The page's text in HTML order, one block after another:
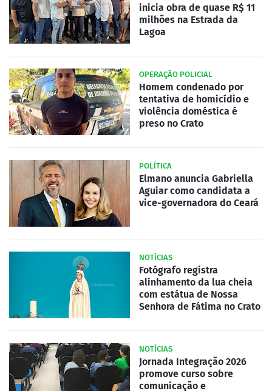
inicia obra de quase R$ 11
milhões na Estrada da
Lagoa
OPERAÇÃO POLICIAL
Homem condenado por
tentativa de homicídio e
violência doméstica é
preso no Crato
POLÍTICA
Elmano anuncia Gabriella
Aguiar como candidata a
vice-governadora do Ceará
NOTÍCIAS
Fotógrafo registra
alinhamento da lua cheia
com estátua de Nossa
Senhora de Fátima no Crato
NOTÍCIAS
Jornada Integração 2026
promove curso sobre
comunicação e